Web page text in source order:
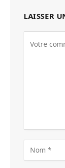
LAISSER